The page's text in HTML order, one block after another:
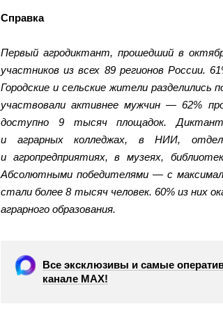
Справка
Первый агродиктант, прошедший в
участников из всех 89 регионов России.
Городские и сельские жители
участвовали активнее мужчин — 62%
доступно 9 тысяч площадок.
и аграрных колледжах, в НИИ,
и агропредприятиях, в музеях,
Абсолютными победителями — с
стали более 8 тысяч человек. 60% из них
аграрного образования.
Все эксклюзивы и самые
канале МАХ!